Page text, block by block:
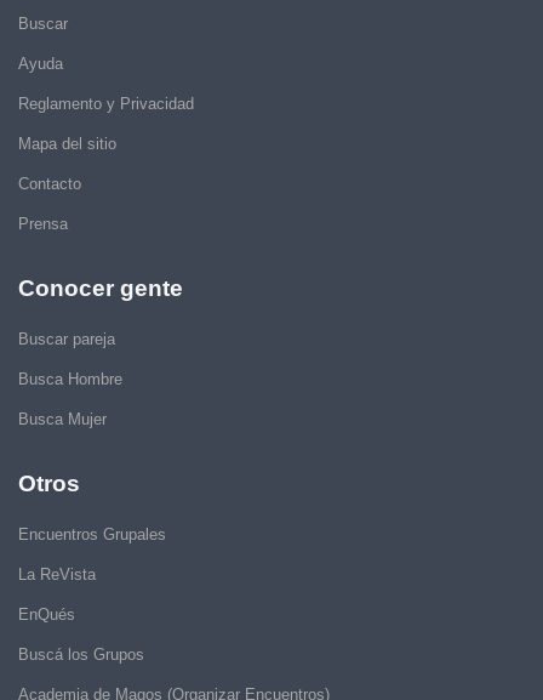
Buscar
Ayuda
Reglamento y Privacidad
Mapa del sitio
Contacto
Prensa
Conocer gente
Buscar pareja
Busca Hombre
Busca Mujer
Otros
Encuentros Grupales
La ReVista
EnQués
Buscá los Grupos
Academia de Magos (Organizar Encuentros)